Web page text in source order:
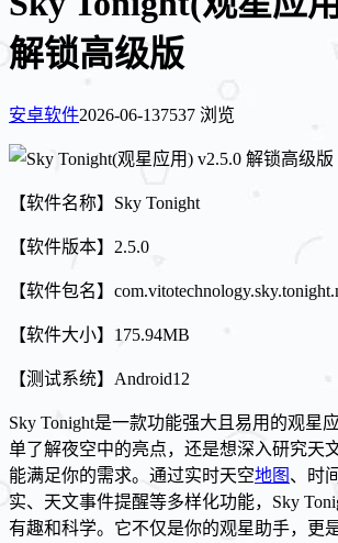
解锁高级版
安卓软件2026-06-137537 浏览
【软件名称】Sky Tonight
【软件版本】2.5.0
【软件包名】
【软件大小】175.94MB
【测试系统】Android12
Sky Tonight是一款功能强大且易用的观星
单了解夜空中的亮点，还是想深入研究天
能满足你的需求。通过实时天空地图 、时
实、天文事件提醒等多样化功能，Sky
有趣和科学。它不仅是你的观星助手，更